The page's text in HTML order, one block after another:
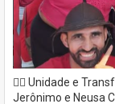
✊🏽 Unidade e
Jerônimo e Neusa